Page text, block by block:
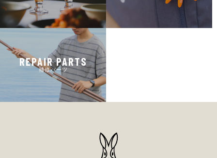
REPAIR PARTS
補修パーツ